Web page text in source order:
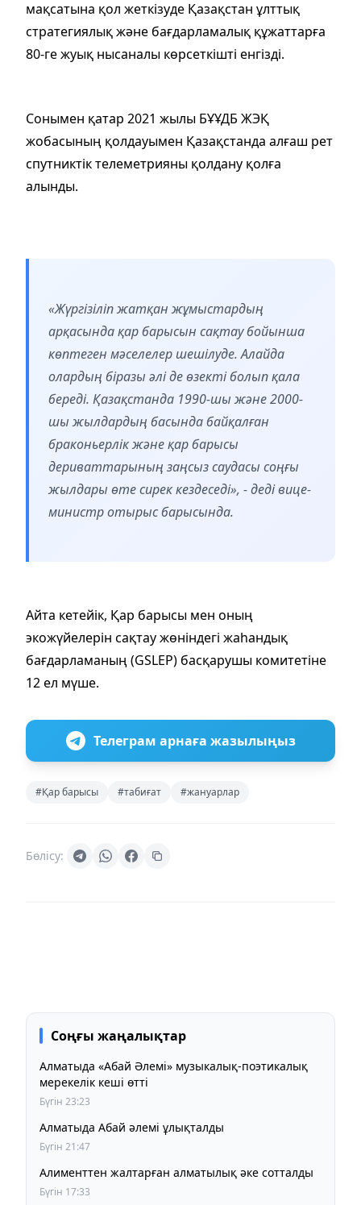
мақсатына қол жеткізуде Қазақстан ұлттық
стратегиялық және бағдарламалық құжаттарға
80-ге жуық нысаналы көрсеткішті енгізді.
Сонымен қатар 2021 жылы БҰҰДБ ЖЭҚ
жобасының қолдауымен Қазақстанда алғаш рет
спутниктік телеметрияны қолдану қолға
алынды.
«Жүргізіліп жатқан жұмыстардың
арқасында қар барысын сақтау бойынша
көптеген мәселелер шешілуде. Алайда
олардың біразы әлі де өзекті болып қала
береді. Қазақстанда 1990-шы және 2000-
шы жылдардың басында байқалған
браконьерлік және қар барысы
дериваттарының заңсыз саудасы соңғы
жылдары өте сирек кездеседі», - деді вице-
министр отырыс барысында.
Айта кетейік, Қар барысы мен оның
экожүйелерін сақтау жөніндегі жаһандық
бағдарламаның (GSLEP) басқарушы комитетіне
12 ел мүше.
Телеграм арнаға жазылыңыз
#Қар барысы #табиғат #жануарлар
Бөлісу:
Соңғы жаңалықтар
Алматыда «Абай Әлемі» музыкалық-поэтикалық
мерекелік кеші өтті
Бүгін 23:23
Алматыда Абай әлемі ұлықталды
Бүгін 21:47
Алименттен жалтарған алматылық әке сотталды
Бүгін 17:33